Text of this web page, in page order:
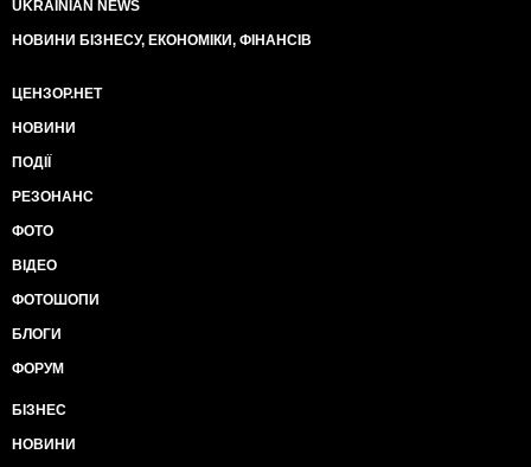
UKRAINIAN NEWS
НОВИНИ БІЗНЕСУ, ЕКОНОМІКИ, ФІНАНСІВ
ЦЕНЗОР.НЕТ
НОВИНИ
ПОДІЇ
РЕЗОНАНС
ФОТО
ВІДЕО
ФОТОШОПИ
БЛОГИ
ФОРУМ
БІЗНЕС
НОВИНИ